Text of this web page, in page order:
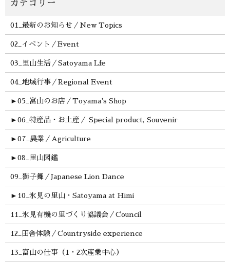
01_最新のお知らせ／New Topics
02_イベント／Event
03_里山生活／Satoyama Lfe
04_地域行事／Regional Event
► 05_富山のお店／Toyama's Shop
► 06_特産品・お土産／ Special product, Souvenir
► 07_農業／Agriculture
► 08_里山図鑑
09_獅子舞／Japanese Lion Dance
► 10_氷見の里山・Satoyama at Himi
11_氷見有機の里づくり協議会／Council
12_田舎体験／Countryside experience
13_富山の仕事（1・2次産業中心）